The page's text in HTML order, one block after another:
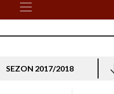
SEZON 2017/2018